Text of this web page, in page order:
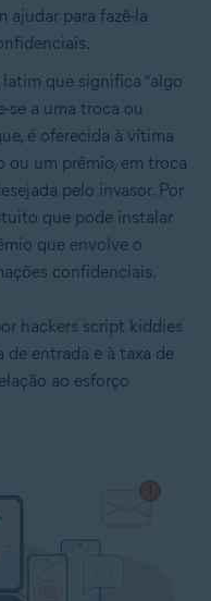
ajudar para fazê-la
que significa “algo
se a uma troca ou
é oferecida à vítima
um prêmio, em troca
pelo invasor. Por
que pode instalar
que envolve o
confidenciais.
hackers script kiddies
de entrada e à taxa de
ao esforço